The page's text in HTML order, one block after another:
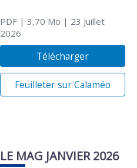
PDF| 3,70 Mo | 23 Juillet
2026
Télécharger
Feuilleter sur Calaméo
LE MAG JANVIER 2026